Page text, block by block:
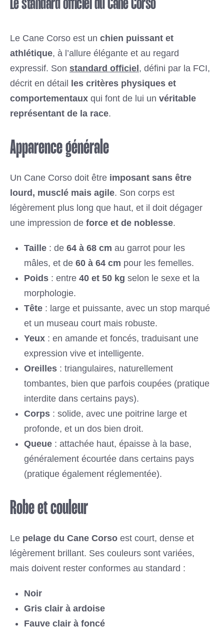
Le standard officiel du Cane Corso
Le Cane Corso est un chien puissant et
athlétique, à l’allure élégante et au regard
expressif. Son standard officiel, défini par la FCI,
décrit en détail les critères physiques et
comportementaux qui font de lui un véritable
représentant de la race.
Apparence générale
Un Cane Corso doit être imposant sans être
lourd, musclé mais agile. Son corps est
légèrement plus long que haut, et il doit dégager
une impression de force et de noblesse.
Taille : de 64 à 68 cm au garrot pour les
mâles, et de 60 à 64 cm pour les femelles.
Poids : entre 40 et 50 kg selon le sexe et la
morphologie.
Tête : large et puissante, avec un stop marqué
et un museau court mais robuste.
Yeux : en amande et foncés, traduisant une
expression vive et intelligente.
Oreilles : triangulaires, naturellement
tombantes, bien que parfois coupées (pratique
interdite dans certains pays).
Corps : solide, avec une poitrine large et
profonde, et un dos bien droit.
Queue : attachée haut, épaisse à la base,
généralement écourtée dans certains pays
(pratique également réglementée).
Robe et couleur
Le pelage du Cane Corso est court, dense et
légèrement brillant. Ses couleurs sont variées,
mais doivent rester conformes au standard :
Noir
Gris clair à ardoise
Fauve clair à foncé